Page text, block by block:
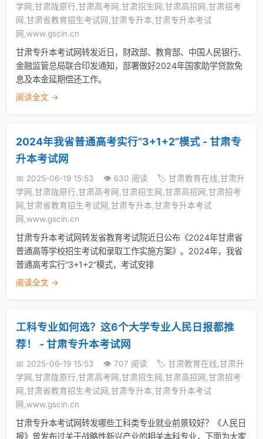
学网,甘肃陇原行,甘肃高考网,甘肃招生网,甘肃高招网,甘肃招考
网,甘肃省教育招生考试网,甘肃专升本,甘肃专升本考试
网,www.gscin.cn
甘肃专升本考试网转发近日，财政部、教育部、中国人民银行、
金融监管总局联合印发通知，部署做好2024年国家助学贷款免
息及本金延期偿还工作。
阅读全文 →
2024年我省普通高考实行“3+1+2”模式 - 甘肃专
升本考试网
📅 2025-06-19 15:53 👁️ 630 阅读
🏷️ 甘肃教育在线,甘肃升
学网,甘肃陇原行,甘肃高考网,甘肃招生网,甘肃高招网,甘肃招考
网,甘肃省教育招生考试网,甘肃专升本,甘肃专升本考试
网,www.gscin.cn
甘肃专升本考试网转发省教育考试院近日公布《2024年甘肃省
普通高等学校招生考试和录取工作实施方案》。2024年，我省
普通高考实行“3+1+2”模式，考试安排
阅读全文 →
工科专业如何选？这6个大学专业人民日报都推
荐！ - 甘肃专升本考试网
📅 2025-06-19 15:53 👁️ 707 阅读
🏷️ 甘肃教育在线,甘肃升
学网,甘肃陇原行,甘肃高考网,甘肃招生网,甘肃高招网,甘肃招考
网,甘肃省教育招生考试网,甘肃专升本,甘肃专升本考试
网,www.gscin.cn
甘肃专升本考试网转发哪些工科类专业就业前景较好？《人民日
报》曾发布过关于战略性新兴产业的相关本科专业，下面为大家